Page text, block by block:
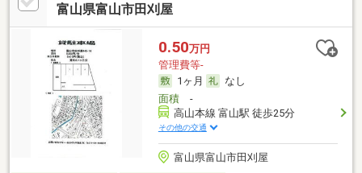
富山県富山市田刈屋
0.50万円
管理費等-
1ヶ月
なし
面積-
高山本線 富山駅 徒歩25分
その他の交通
富山県富山市田刈屋